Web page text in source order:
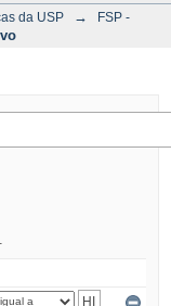
da USP →
FSP -